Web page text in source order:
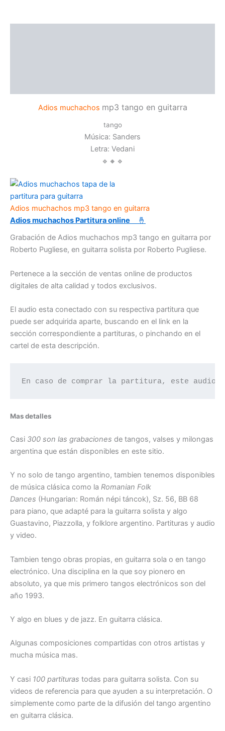
Adios muchachos mp3 tango en guitarra
tango
Música: Sanders
Letra: Vedani
🔹🔸🔹
Adios muchachos mp3 tango en guitarra
Adios muchachos Partitura online 🤞
Grabación de Adios muchachos mp3 tango en guitarra por
Roberto Pugliese, en guitarra solista por Roberto Pugliese.
Pertenece a la sección de ventas online de productos
digitales de alta calidad y todos exclusivos.
El audio esta conectado con su respectiva partitura que
puede ser adquirida aparte, buscando en el link en la
sección correspondiente a partituras, o pinchando en el
cartel de esta descripción.
En caso de comprar la partitura, este audio
Mas detalles
Casi 300 son las grabaciones de tangos, valses y milongas
argentina que están disponibles en este sitio.
Y no solo de tango argentino, tambien tenemos disponibles
de música clásica como la Romanian Folk
Dances (Hungarian: Román népi táncok), Sz. 56, BB 68
para piano, que adapté para la guitarra solista y algo
Guastavino, Piazzolla, y folklore argentino. Partituras y audio
y video.
Tambien tengo obras propias, en guitarra sola o en tango
electrónico. Una disciplina en la que soy pionero en
absoluto, ya que mis primero tangos electrónicos son del
año 1993.
Y algo en blues y de jazz. En guitarra clásica.
Algunas composiciones compartidas con otros artistas y
mucha música mas.
Y casi 100 partituras todas para guitarra solista. Con su
videos de referencia para que ayuden a su interpretación. O
simplemente como parte de la difusión del tango argentino
en guitarra clásica.